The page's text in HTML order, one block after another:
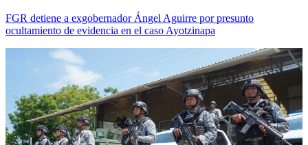
FGR detiene a exgobernador Ángel Aguirre por presunto
ocultamiento de evidencia en el caso Ayotzinapa